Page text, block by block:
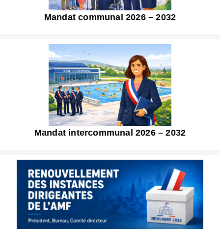
Mandat communal 2026 – 2032
Mandat intercommunal 2026 – 2032